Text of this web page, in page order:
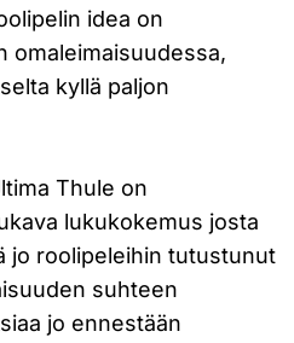
idea on
omaleimaisuudessa,
kyllä paljon
Thule on
lukukokemus josta
jo roolipeleihin tutustunut
suhteen
jo ennestään